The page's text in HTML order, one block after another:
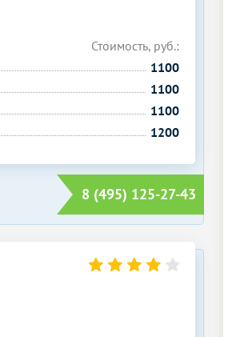
Стоимость, руб.:
1100
1100
1100
1200
8 (495) 125-27-43